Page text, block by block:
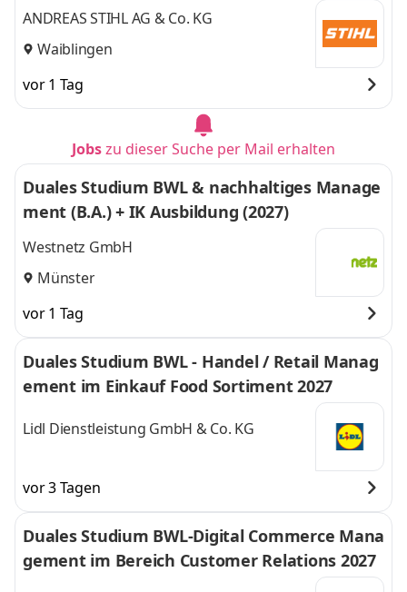
ANDREAS STIHL AG & Co. KG
Waiblingen
vor 1 Tag
Jobszu dieser Suche per Mail erhalten
Duales Studium BWL & nachhaltiges Manage
ment (B.A.) + IK Ausbildung (2027)
Westnetz GmbH
Münster
vor 1 Tag
Duales Studium BWL - Handel / Retail Manag
ement im Einkauf Food Sortiment 2027
Lidl Dienstleistung GmbH & Co. KG
vor 3 Tagen
Duales Studium BWL-Digital Commerce Mana
gement im Bereich Customer Relations 2027